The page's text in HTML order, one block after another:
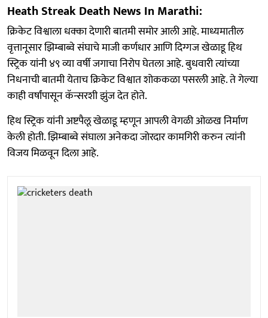
Heath Streak Death News In Marathi:
क्रिकेट विश्वाला धक्का देणारी बातमी समोर आली आहे. माध्यमातील
वृत्तानूसार झिम्बाब्वे संघाचे माजी कर्णधार आणि दिग्गज खेळाडू हिथ
स्ट्रिक यांनी ४९ व्या वर्षी जगाचा निरोप घेतला आहे. बुधवारी त्यांच्या
निधनाची बातमी येताच क्रिकेट विश्वात शोककळा पसरली आहे. ते गेल्या
काही वर्षांपासून कॅन्सरशी झुंज देत होते.
हिथ स्ट्रिक यांनी अष्टपैलू खेळाडू म्हणून आपली वेगळी ओळख निर्माण
केली होती. झिम्बाब्वे संघाला अनेकदा जोरदार कामगिरी करुन त्यांनी
विजय मिळवून दिला आहे.